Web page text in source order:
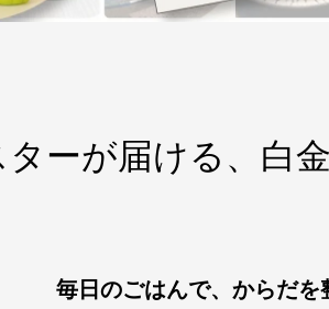
ーが届ける、白
毎日のごはんで、からだを